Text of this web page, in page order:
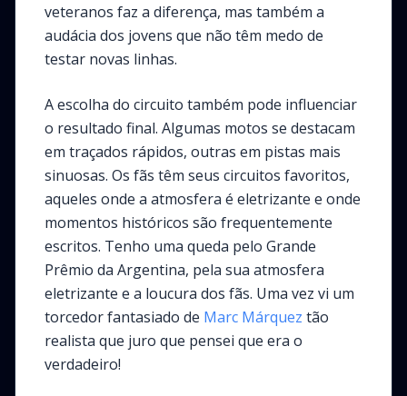
veteranos faz a diferença, mas também a
audácia dos jovens que não têm medo de
testar novas linhas.
A escolha do circuito também pode influenciar
o resultado final. Algumas motos se destacam
em traçados rápidos, outras em pistas mais
sinuosas. Os fãs têm seus circuitos favoritos,
aqueles onde a atmosfera é eletrizante e onde
momentos históricos são frequentemente
escritos. Tenho uma queda pelo Grande
Prêmio da Argentina, pela sua atmosfera
eletrizante e a loucura dos fãs. Uma vez vi um
torcedor fantasiado de Marc Márquez tão
realista que juro que pensei que era o
verdadeiro!